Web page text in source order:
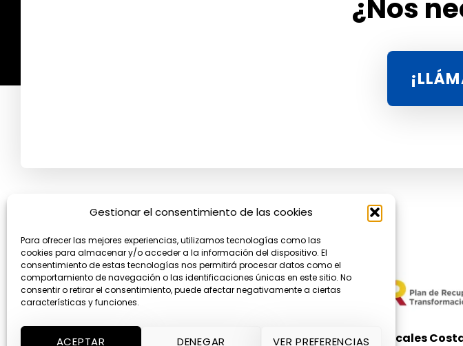
Gestionar el consentimiento de las cookies
Para ofrecer las mejores experiencias, utilizamos tecnologías como las
cookies para almacenar y/o acceder a la información del dispositivo. El
consentimiento de estas tecnologías nos permitirá procesar datos como el
comportamiento de navegación o las identificaciones únicas en este sitio. No
consentir o retirar el consentimiento, puede afectar negativamente a ciertas
características y funciones.
ACEPTAR DENEGAR VER PREFERENCIAS
¿Nos
WhatsApp
Verticales